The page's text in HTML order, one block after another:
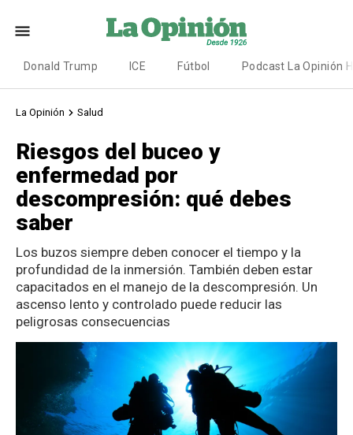
Donald Trump ICE Fútbol Podcast La Opinión
La Opinión Salud
Riesgos del buceo y
enfermedad por
descompresión: qué debes
saber
Los buzos siempre deben conocer el tiempo y la
profundidad de la inmersión. También deben estar
capacitados en el manejo de la descompresión. Un
ascenso lento y controlado puede reducir las
peligrosas consecuencias